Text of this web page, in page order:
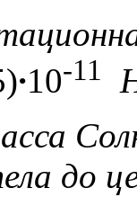
·10-11
до